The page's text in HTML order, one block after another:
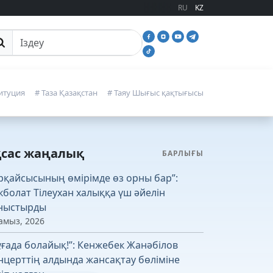
RU KZ
іздеу
# Таза Қазақстан # Таяу Шығыс қақтығысы
жаңалық БАРЛЫҒЫ
өмірімде өз орны бар”:
Тілеухан халыққа үш әйелін
2026
болайық!”: Кенжебек Жанәбілов
алдында жансақтау бөліміне